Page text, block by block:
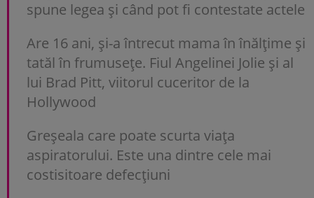
spune legea și când pot fi contestate actele
Are 16 ani, și-a întrecut mama în înălțime și
tatăl în frumusețe. Fiul Angelinei Jolie și al
lui Brad Pitt, viitorul cuceritor de la
Hollywood
Greșeala care poate scurta viața
aspiratorului. Este una dintre cele mai
costisitoare defecțiuni